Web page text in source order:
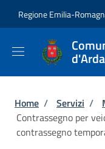
Regione Emilia-
d'Arda
Briciole di
Home / Servizi /
Contrassegno per
contrassegno